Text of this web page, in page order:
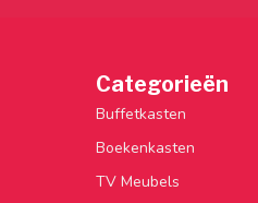
Categorieën
Buffetkasten
Boekenkasten
TV Meubels